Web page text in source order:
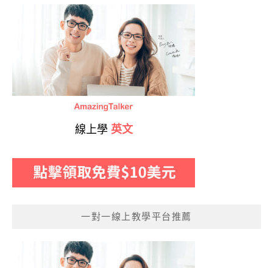
線上學 英文
一對一線上教學平台推薦